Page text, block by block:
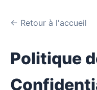
← Retour à l'accueil
Politique